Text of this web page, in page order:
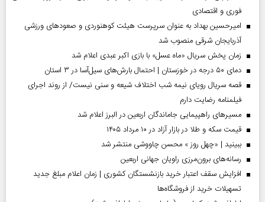
فوری و اقتصادی
امیرحسین بهداد به عنوان سرپرست هیئت کوهنوردی و صعودهای ورزشی
آذربایجان شرقی منصوب شد
زمان پخش سریال «ماه عسل» با بازی اکبر عبدی اعلام شد
دمای ۵۰ درجه در خوزستان | احتمال بارش‌های سیل‌آسا در ۳ استان
قصه سریال رویای نیمه شب اختلاف شیعه و سنی نیست/ از روند اجرای
فیلمنامه رضایت دارم
مسیر‌های راهپیمایی جاماندگان اربعین در البرز اعلام شد
قیمت سکه و طلا در بازار آزاد در ۱۰ مرداد ۱۴۰۵
ببینید | «چهل روز » محسن چاووشی منتشر شد
رسانه‌های برون‌مرزی راویان جهانی اربعین
افزایش سقف اعتبار خرید بازنشستگان کشوری | زمان اعلام مبلغ جدید
تسهیلات خرید از فروشگاه‌ها